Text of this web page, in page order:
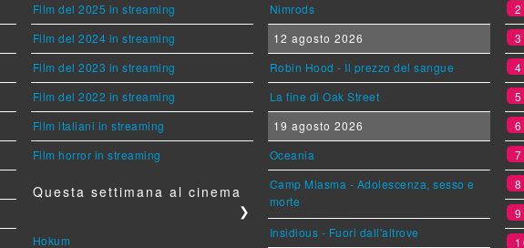
Film del 2025 in streaming
Film del 2024 in streaming
Film del 2023 in streaming
Film del 2022 in streaming
Film italiani in streaming
Film horror in streaming
Questa settimana al cinema
❯
Hokum
Nimrods
12 agosto 2026
Robin Hood - Il prezzo del sangue
La fine di Oak Street
19 agosto 2026
Oceania
Camp Miasma - Adolescenza, sesso e
morte
Insidious - Fuori dall'altrove